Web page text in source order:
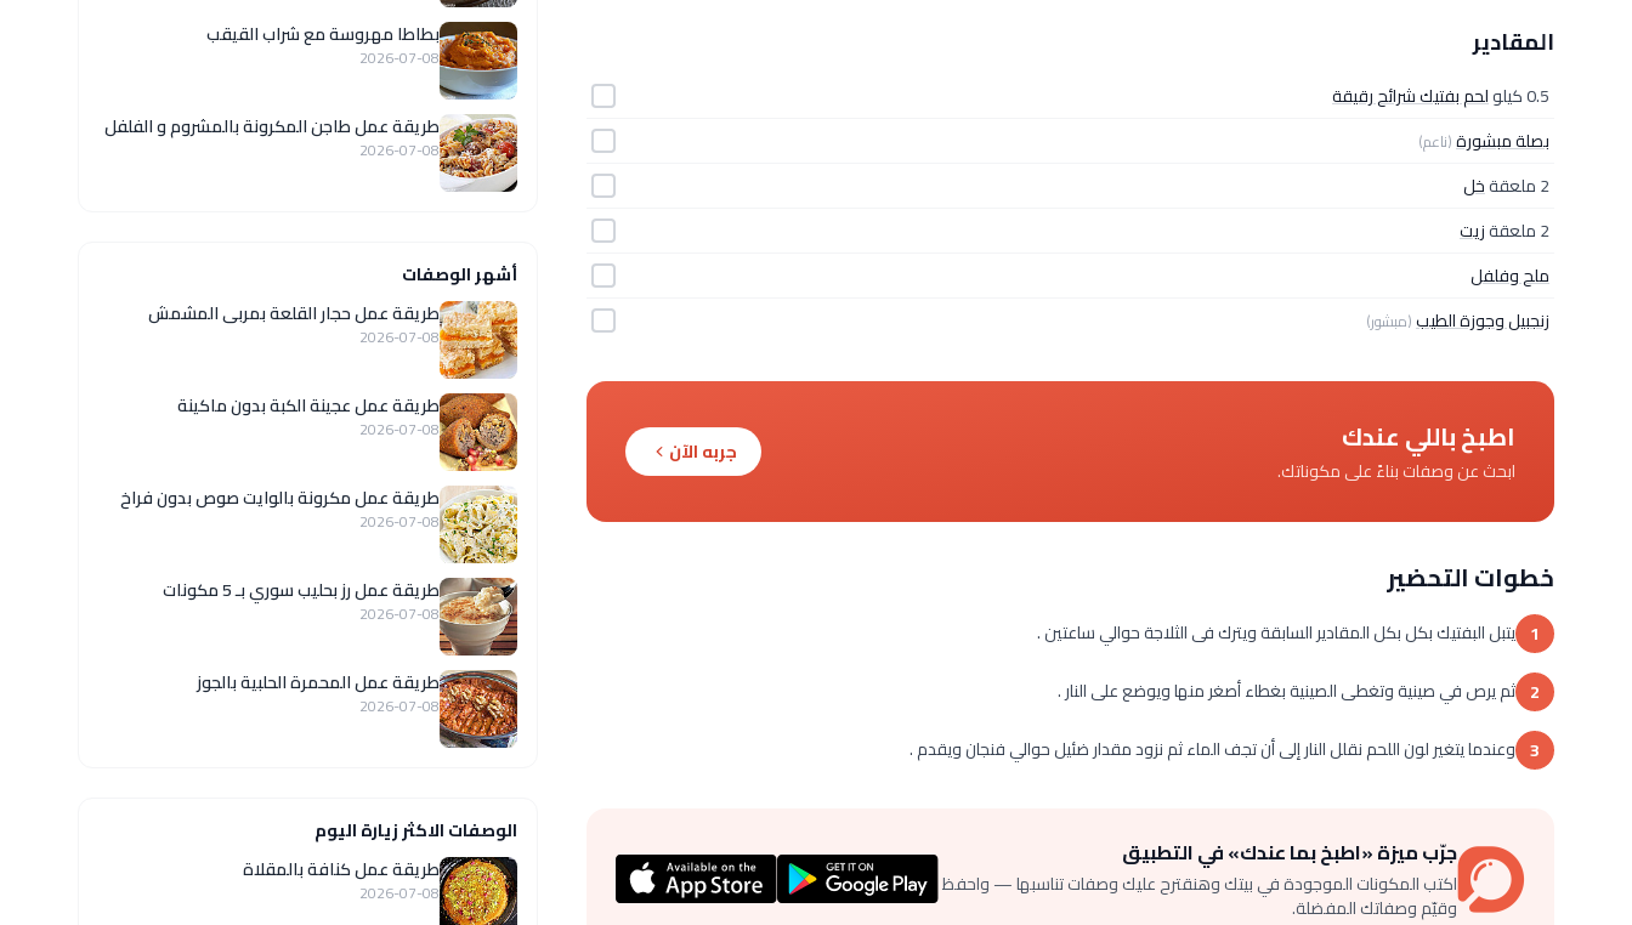
المقادير
0.5 كيلو
لحم بفتيك شرائح رقيقة
بصلة مبشورة(ناعم)
2 ملعقة
خل
2 ملعقة
زيت
ملح وفلفل
زنجبيل وجوزة الطيب(مبشور)
اطبخ باللي عندك
ابحث عن وصفات بناءً على مكوناتك.
جربه الآن
خطوات التحضير
1 يتبل البفتيك بكل بكل المقادير السابقة ويترك فى الثلاجة حوالي ساعتين .
2 ثم يرص في صينية وتغطى الصينية بغطاء أصغر منها ويوضع على النار .
3 وعندما يتغير لون اللحم نقلل النار إلى أن تجف الماء ثم نزود مقدار ضئيل حوالي فنجان ويقدم .
جرّب ميزة «اطبخ بما عندك» في التطبيق
اكتب المكونات الموجودة في بيتك وهنقترح عليك وصفات تناسبها — واحفظ
وقيّم وصفاتك المفضلة.
بطاطا مهروسة مع شراب القيقب
2026-07-08
طريقة عمل طاجن المكرونة بالمشروم و الفلفل
2026-07-08
أشهر الوصفات
طريقة عمل حجار القلعة بمربى المشمش
2026-07-08
طريقة عمل عجينة الكبة بدون ماكينة
2026-07-08
طريقة عمل مكرونة بالوايت صوص بدون فراخ
2026-07-08
طريقة عمل رز بحليب سوري بـ 5 مكونات
2026-07-08
طريقة عمل المحمرة الحلبية بالجوز
2026-07-08
الوصفات الاكثر زيارة اليوم
طريقة عمل كنافة بالمقلاة
2026-07-08